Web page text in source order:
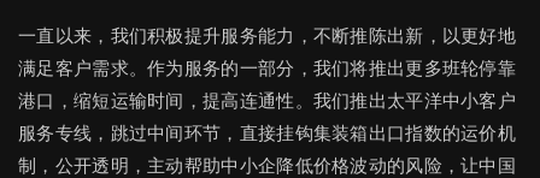
一直以来，我们积极提升服务能力，不断推陈出新，以更好地
满足客户需求。作为服务的一部分，我们将推出更多班轮停靠
港口，缩短运输时间，提高连通性。我们推出太平洋中小客户
服务专线，跳过中间环节，直接挂钩集装箱出口指数的运价机
制，公开透明，主动帮助中小企降低价格波动的风险，让中国